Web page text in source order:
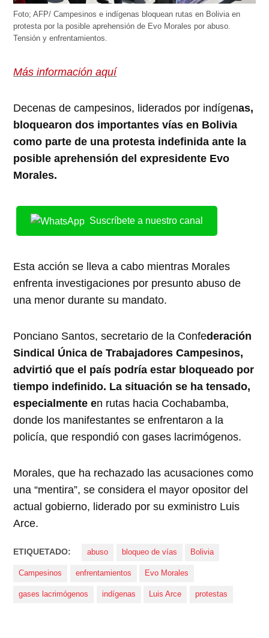
Foto; AFP/ Campesinos e indígenas bloquean rutas en Bolivia en
protesta por la posible aprehensión de Evo Morales por abuso.
Tensión y enfrentamientos.
Más información aquí
Decenas de campesinos, liderados por indígenas,
bloquearon dos importantes vías en Bolivia
como parte de una protesta indefinida ante la
posible aprehensión del expresidente Evo
Morales.
Suscríbete a nuestro canal
Esta acción se lleva a cabo mientras Morales
enfrenta investigaciones por presunto abuso de
una menor durante su mandato.
Ponciano Santos, secretario de la Confederación
Sindical Única de Trabajadores Campesinos,
advirtió que el país podría estar bloqueado por
tiempo indefinido. La situación se ha tensado,
especialmente en rutas hacia Cochabamba,
donde los manifestantes se enfrentaron a la
policía, que respondió con gases lacrimógenos.
Morales, que ha rechazado las acusaciones como
una “mentira”, se considera el mayor opositor del
actual gobierno, liderado por su exministro Luis
Arce.
ETIQUETADO: abuso bloqueo de vías Bolivia
Campesinos enfrentamientos Evo Morales
gases lacrimógenos indígenas Luis Arce protestas